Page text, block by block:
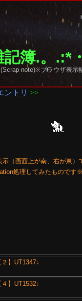
記簿.。.:*
note)※ブラウザ表示
ントリ >>
（画面上が南、右が東）
処理してみたものです
２】UT1347↓
４】UT1532↓